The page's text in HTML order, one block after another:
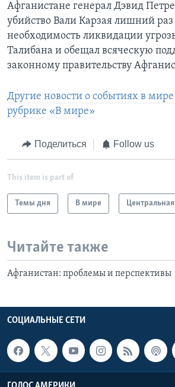
Афганистане генерал Дэвид
убийство Вали Карзая лишний
необходимость ликвидации
Талибана и обещал всяческую
законному правительству
Другие новости о событиях в
рубрике «В мире»
Поделиться Follow us
This item is part of
Темы дня В мире
Читайте также
Афганистан: проблемы и перспективы
СОЦИАЛЬНЫЕ СЕТИ